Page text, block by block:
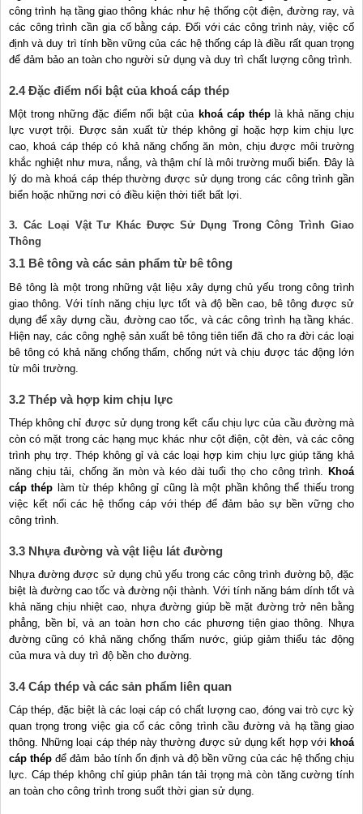
công trình hạ tầng giao thông khác như hệ thống cột điện, đường ray, và
các công trình cần gia cố bằng cáp. Đối với các công trình này, việc cố
định và duy trì tính bền vững của các hệ thống cáp là điều rất quan trọng
để đảm bảo an toàn cho người sử dụng và duy trì chất lượng công trình.
2.4 Đặc điểm nổi bật của khoá cáp thép
Một trong những đặc điểm nổi bật của khoá cáp théplà khả năng chịu
lực vượt trội. Được sản xuất từ thép không gỉ hoặc hợp kim chịu lực
cao, khoá cáp thép có khả năng chống ăn mòn, chịu được môi trường
khắc nghiệt như mưa, nắng, và thậm chí là môi trường muối biển. Đây là
lý do mà khoá cáp thép thường được sử dụng trong các công trình gần
biển hoặc những nơi có điều kiện thời tiết bất lợi.
3. Các Loại Vật Tư Khác Được Sử Dụng Trong Công Trình Giao
Thông
3.1 Bê tông và các sản phẩm từ bê tông
Bê tông là một trong những vật liệu xây dựng chủ yếu trong công trình
giao thông. Với tính năng chịu lực tốt và độ bền cao, bê tông được sử
dụng để xây dựng cầu, đường cao tốc, và các công trình hạ tầng khác.
Hiện nay, các công nghệ sản xuất bê tông tiên tiến đã cho ra đời các loại
bê tông có khả năng chống thấm, chống nứt và chịu được tác động lớn
từ môi trường.
3.2 Thép và hợp kim chịu lực
Thép không chỉ được sử dụng trong kết cấu chịu lực của cầu đường mà
còn có mặt trong các hạng mục khác như cột điện, cột đèn, và các công
trình phụ trợ. Thép không gỉ và các loại hợp kim chịu lực giúp tăng khả
năng chịu tải, chống ăn mòn và kéo dài tuổi thọ cho công trình. Khoá
cáp thép làm từ thép không gỉ cũng là một phần không thể thiếu trong
việc kết nối các hệ thống cáp với thép để đảm bảo sự bền vững cho
công trình.
3.3 Nhựa đường và vật liệu lát đường
Nhựa đường được sử dụng chủ yếu trong các công trình đường bộ, đặc
biệt là đường cao tốc và đường nội thành. Với tính năng bám dính tốt và
khả năng chịu nhiệt cao, nhựa đường giúp bề mặt đường trở nên bằng
phẳng, bền bỉ, và an toàn hơn cho các phương tiện giao thông. Nhựa
đường cũng có khả năng chống thấm nước, giúp giảm thiểu tác động
của mưa và duy trì độ bền cho đường.
3.4 Cáp thép và các sản phẩm liên quan
Cáp thép, đặc biệt là các loại cáp có chất lượng cao, đóng vai trò cực kỳ
quan trọng trong việc gia cố các công trình cầu đường và hạ tầng giao
thông. Những loại cáp thép này thường được sử dụng kết hợp với khoá
cáp thép để đảm bảo tính ổn định và độ bền vững của các hệ thống chịu
lực. Cáp thép không chỉ giúp phân tán tải trọng mà còn tăng cường tính
an toàn cho công trình trong suốt thời gian sử dụng.